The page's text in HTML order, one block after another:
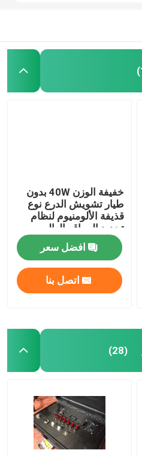
خفيفة الوزن 40W بدون
طيار تشويش الدرع نوع
قذيفة الألومنيوم لنظام
تحديد المواقع العالمي
2.4G 5.8G
افضل سعر
اتصل بنا
(28)